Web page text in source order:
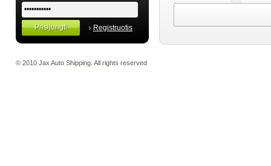
Registruotis
© 2010 Jax Auto Shipping. All rights reserved